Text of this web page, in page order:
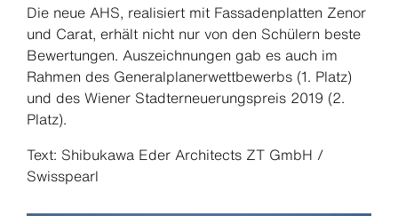
Die neue AHS, realisiert mit Fassadenplatten Zenor
und Carat, erhält nicht nur von den Schülern beste
Bewertungen. Auszeichnungen gab es auch im
Rahmen des Generalplanerwettbewerbs (1. Platz)
und des Wiener Stadterneuerungspreis 2019 (2.
Platz).
Text: Shibukawa Eder Architects ZT GmbH /
Swisspearl